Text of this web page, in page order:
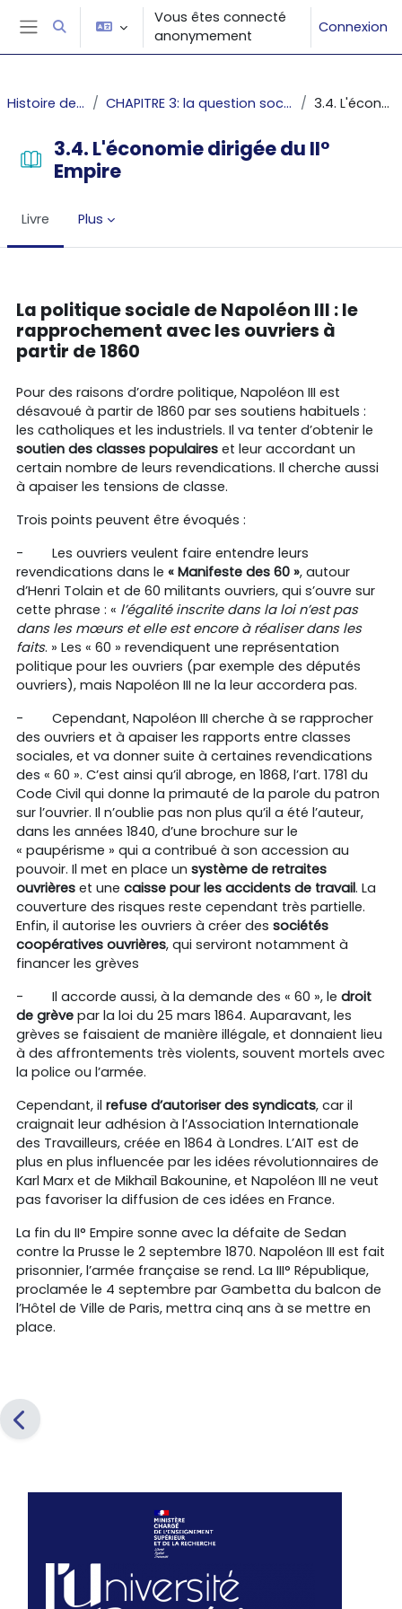
Passer au contenu principal
Panneau latéral
Activer/désactiver la saisie de recherche
Vous êtes connecté
anonymement
Connexion
Histoire des faits économiques CHAPITRE 3: la question sociale et les inégalités - Le cas de la France: 1789-1913 3.4. L'économie dirigée du II° Empire
3.4. L'économie dirigée du II°
Empire
Livre Plus
La politique sociale de Napoléon III : le
rapprochement avec les ouvriers à
partir de 1860
Pour des raisons d’ordre politique, Napoléon III est
désavoué à partir de 1860 par ses soutiens habituels :
les catholiques et les industriels. Il va tenter d’obtenir le
soutien des classes populaires et leur accordant un
certain nombre de leurs revendications. Il cherche aussi
à apaiser les tensions de classe.
Trois points peuvent être évoqués :
- Les ouvriers veulent faire entendre leurs
revendications dans le « Manifeste des 60 », autour
d’Henri Tolain et de 60 militants ouvriers, qui s’ouvre sur
cette phrase : « l’égalité inscrite dans la loi n’est pas
dans les mœurs et elle est encore à réaliser dans les
faits. » Les « 60 » revendiquent une représentation
politique pour les ouvriers (par exemple des députés
ouvriers), mais Napoléon III ne la leur accordera pas.
- Cependant, Napoléon III cherche à se rapprocher
des ouvriers et à apaiser les rapports entre classes
sociales, et va donner suite à certaines revendications
des « 60 ». C’est ainsi qu’il abroge, en 1868, l’art. 1781 du
Code Civil qui donne la primauté de la parole du patron
sur l’ouvrier. Il n’oublie pas non plus qu’il a été l’auteur,
dans les années 1840, d’une brochure sur le
« paupérisme » qui a contribué à son accession au
pouvoir. Il met en place un système de retraites
ouvrières et une caisse pour les accidents de travail. La
couverture des risques reste cependant très partielle.
Enfin, il autorise les ouvriers à créer des sociétés
coopératives ouvrières, qui serviront notamment à
financer les grèves
- Il accorde aussi, à la demande des « 60 », le droit
de grève par la loi du 25 mars 1864. Auparavant, les
grèves se faisaient de manière illégale, et donnaient lieu
à des affrontements très violents, souvent mortels avec
la police ou l’armée.
Cependant, il refuse d’autoriser des syndicats, car il
craignait leur adhésion à l’Association Internationale
des Travailleurs, créée en 1864 à Londres. L’AIT est de
plus en plus influencée par les idées révolutionnaires de
Karl Marx et de Mikhaïl Bakounine, et Napoléon III ne veut
pas favoriser la diffusion de ces idées en France.
La fin du II° Empire sonne avec la défaite de Sedan
contre la Prusse le 2 septembre 1870. Napoléon III est fait
prisonnier, l’armée française se rend. La III° République,
proclamée le 4 septembre par Gambetta du balcon de
l’Hôtel de Ville de Paris, mettra cinq ans à se mettre en
place.